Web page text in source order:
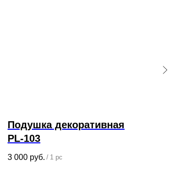
Подушка декоративная
PL-103
3 000 руб. / 1 pc